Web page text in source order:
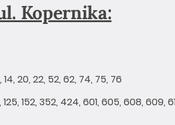
Kopernika:
20, 22, 52, 62, 74, 75, 76
125, 152, 352, 424, 601, 605, 608, 609,